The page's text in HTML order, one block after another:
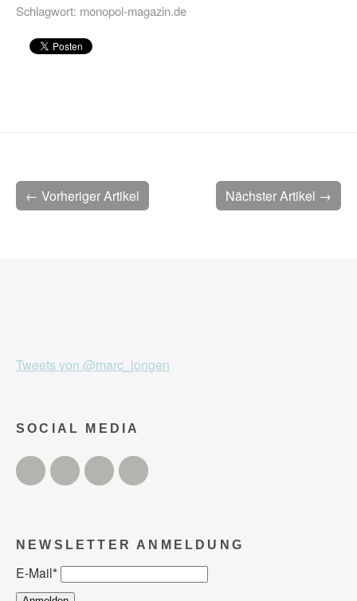
Schlagwort: monopol-magazin.de
Nächster Artikel →
← Vorheriger Artikel
Tweets von @marc_jongen
SOCIAL MEDIA
Twitter FacebookInstagram
NEWSLETTER ANMELDUNG
E-Mail*